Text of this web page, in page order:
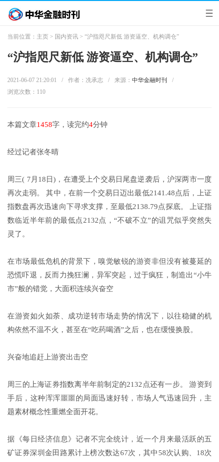
当前位置： 主页 > 国内资讯 > “沪指咫尺新低 游资逼空、机构调仓”
“沪指咫尺新低 游资逼空、机构调仓”
2021-06-07 21:20:01 / 作者：冼承志 / 来源： 中华金融时刊
/
浏览次数： 110
本篇文章1458字，读完约4分钟
经过记者张冬晴
周三( 7月18日)，在遭受上个交易日尾盘逆袭后，沪深两市一度
再次走弱。 其中，在前一个交易日迈出最低2141.48点后，上证
指数盘再次迅速向下寻求支撑，至最低2138.79点探底。 上证指
数临近半年前的最低点2132点，“不破不立”的诅咒似乎突然失
灵了。
在市场最低危机的背景下，嗅觉敏锐的游资非但没有被蔓延的
恐慌吓退，反而力挽狂澜，异军突起，过于疯狂，制造出“小牛
市”般的错觉，大面积连续兴奋空
在游资如火如荼、成功逆转市场走势的情况下，以往稳健的机
构依然不温不火，甚至在“吃药喝酒”之后，也在缓慢换股。
兴奋地追赶上游资出击空
周三的上海证券指数离半年前制定的2132点还有一步。 游资到
手后，这种浑浑噩噩的局面迅速好转，市场人气迅速回升，主
题素材概念性重燃全面开花。
据《每日经济信息》记者不完全统计，近一个月来最活跃的五
矿证券深圳金田路累计上榜次数达67次，其中58次认购、18次